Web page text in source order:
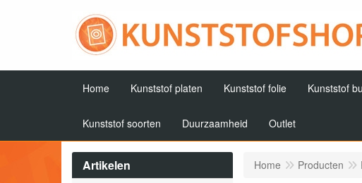
Home Kunststof platen Kunststof folie Kunststof
Kunststof soorten Duurzaamheid Outlet
Artikelen Home Producten